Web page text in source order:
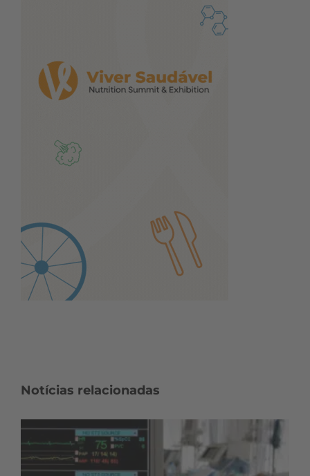
Notícias relacionadas